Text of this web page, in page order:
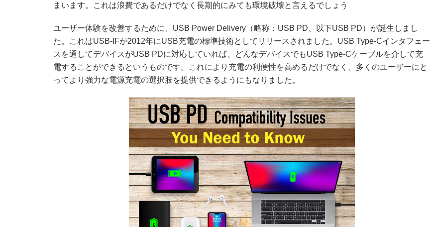
まいます。これは浪費であるだけでなく長期的にみても環境破壊と言えるでしょう
ユーザー体験を改善するために、USB Power Delivery（略称：USB PD、以下USB PD）が誕生しまし
た。これはUSB-IFが2012年にUSB充電の標準技術としてリリースされました。USB Type-Cインタフェー
スを通してデバイスがUSB PDに対応していれば、どんなデバイスでもUSB Type-Cケーブルを介して充
電することができるというものです。これにより充電の利便性を高めるだけでなく、多くのユーザーにと
ってより強力な電源充電の選択肢を提供できるようにもなりました。